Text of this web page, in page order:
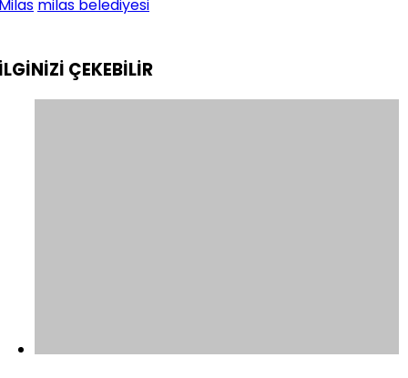
milas belediyesi
ÇEKEBİLİR